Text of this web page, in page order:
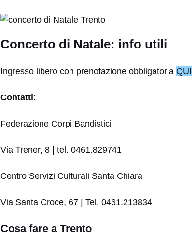
Concerto di Natale: info utili
Ingresso libero con prenotazione obbligatoria QUI
Contatti:
Federazione Corpi Bandistici
Via Trener, 8 | tel. 0461.829741
Centro Servizi Culturali Santa Chiara
Via Santa Croce, 67 | Tel. 0461.213834
Cosa fare a Trento